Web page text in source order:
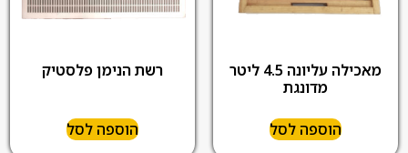
מאכילה עליונה 4.5 ליטר
מדונגת
הוספה לסל
רשת הנימן פלסטיק
הוספה לסל